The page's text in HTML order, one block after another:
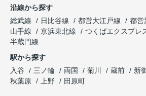
沿線から探す
総武線
日比谷線 都営大江戸線 都営
山手線
京浜東北線 つくばエクスプレ
半蔵門線
駅から探す
入谷
三ノ輪 両国 菊川 蔵前 新
秋葉原
上野 田原町